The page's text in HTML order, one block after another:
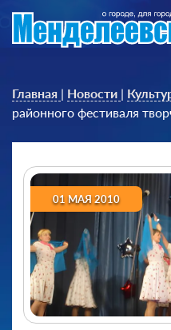
Главная | Новости |
районного фестиваля
01 МАЯ 2010